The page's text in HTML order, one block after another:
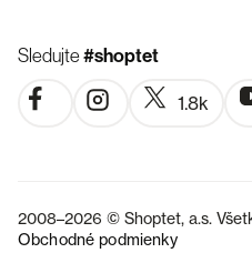
Sledujte#shoptet
1.8k
2008–2026 © Shoptet, a.s.
Obchodné podmienky